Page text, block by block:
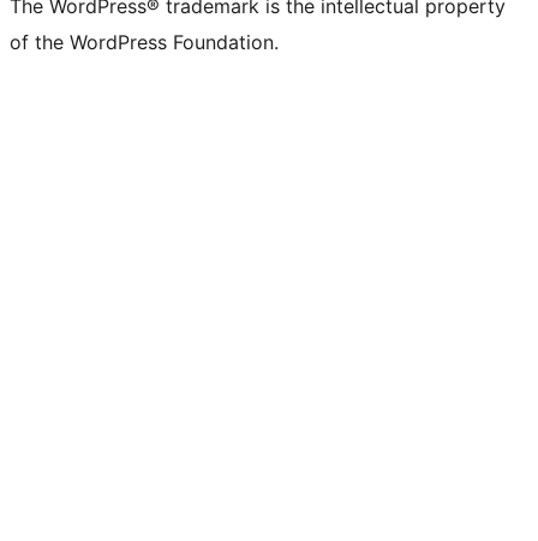
The WordPress® trademark is the intellectual property
of the WordPress Foundation.